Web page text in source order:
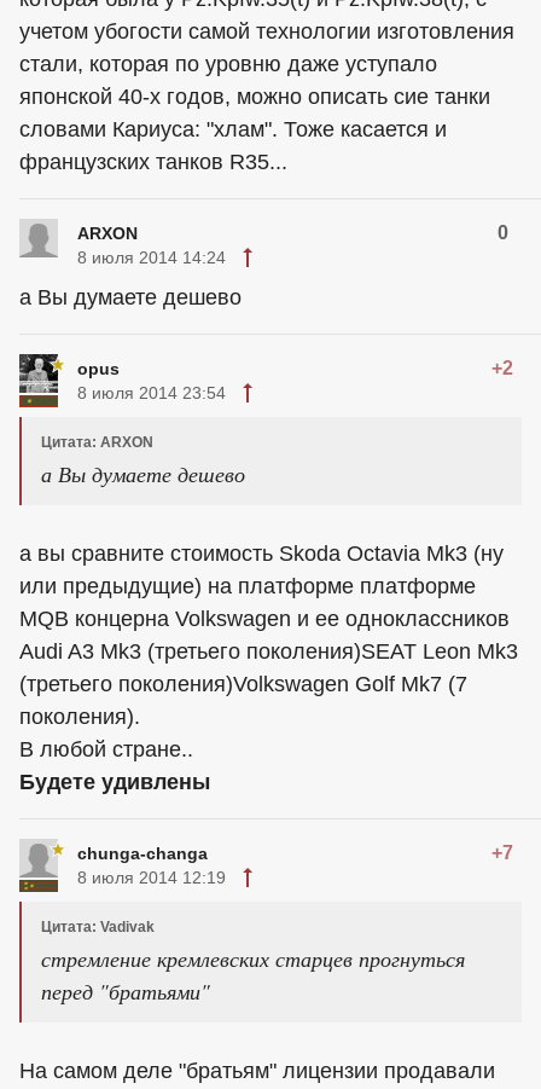
учетом убогости самой технологии изготовления
стали, которая по уровню даже уступало
японской 40-х годов, можно описать сие танки
словами Кариуса: "хлам". Тоже касается и
французских танков R35...
ARXON 0
8 июля 2014 14:24
а Вы думаете дешево
opus +2
8 июля 2014 23:54
Цитата: ARXON
а Вы думаете дешево
а вы сравните стоимость Skoda Octavia Mk3 (ну
или предыдущие) на платформе платформе
MQB концерна Volkswagen и ее одноклассников
Audi A3 Mk3 (третьего поколения)SEAT Leon Mk3
(третьего поколения)Volkswagen Golf Mk7 (7
поколения).
В любой стране..
Будете удивлены
chunga-changa +7
8 июля 2014 12:19
Цитата: Vadivak
стремление кремлевских старцев прогнуться
перед "братьями"
На самом деле "братьям" лицензии продавали